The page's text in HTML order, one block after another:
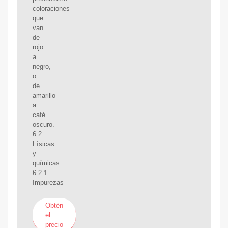
coloraciones
que
van
de
rojo
a
negro,
o
de
amarillo
a
café
oscuro.
6.2
Físicas
y
químicas
6.2.1
Impurezas
Obtén
el
precio